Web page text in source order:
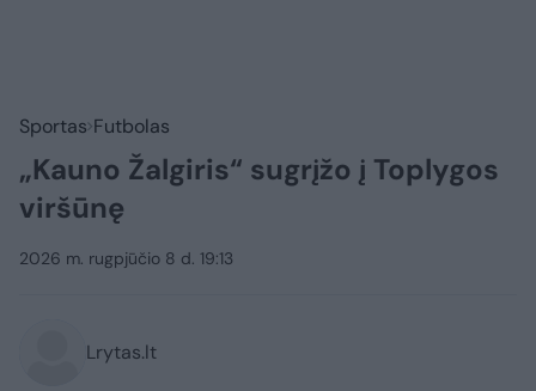
Sportas Futbolas
„Kauno Žalgiris“ sugrįžo į Toplygos
viršūnę
2026 m. rugpjūčio 8 d. 19:13
Lrytas.lt